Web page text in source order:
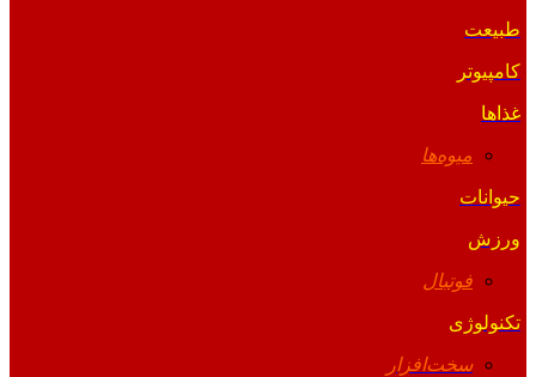
طبیعت
کامپیوتر
غذاها
میوه‌ها
حیوانات
ورزش
فوتبال
تکنولوژی
سخت‌افزار